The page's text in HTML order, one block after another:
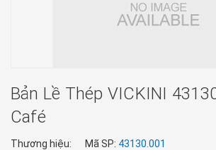
Bản Lề Thép VICKINI
Café
Thương hiệu: Mã SP: 43130.001